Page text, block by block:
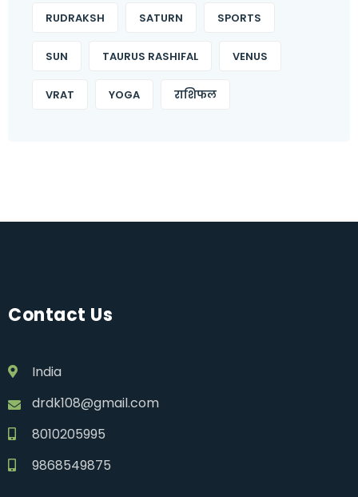
RUDRAKSH SATURN SPORTS
SUN TAURUS RASHIFAL VENUS
VRAT YOGA राशिफल
Contact Us
India
drdk108@gmail.com
8010205995
9868549875